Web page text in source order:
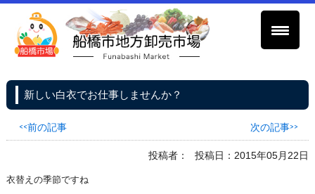
新しい白衣でお仕事しませんか？
<<前の記事 次の記事>>
投稿者： 投稿日：2015年05月22日
衣替えの季節ですね